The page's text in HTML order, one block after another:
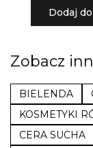
Dodaj
Zobacz
BIELENDA
KOSMETYKI
CERA SUCHA